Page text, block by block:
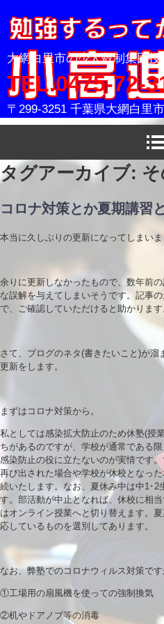
小高進学塾
大網白里市の少人数制集団
TEL.0475-72-
〒299-3251 千葉県大網白里
タグアーカイブ:
コロナ対策とか夏期講習
本当に久しぶりの更新になってしまいま
余りに更新しなかったもので、数年前
な誤解を与えてしまいそうです。記事
で、ご確認していただけると助かります
さて、ブログのネタ(書きたいこと)が
更新をします。
まずはコロナ対策から。
私としては感染拡大防止のため休塾(授
ちがあるのですが、学校が通常である
感染防止の役に立たないのが実情です
再び出された場合や学校が休校となっ
続いたします。なお、夏休み中は中1･2
す。部活動が中止となれば、休校に相
はオンライン授業へと切り替えます。
応しているものを選別してあります。
なお、弊塾でのコロナウィルス対策で
①工場用の扇風機を使っての強制換気
②机やドアノブ等の消毒